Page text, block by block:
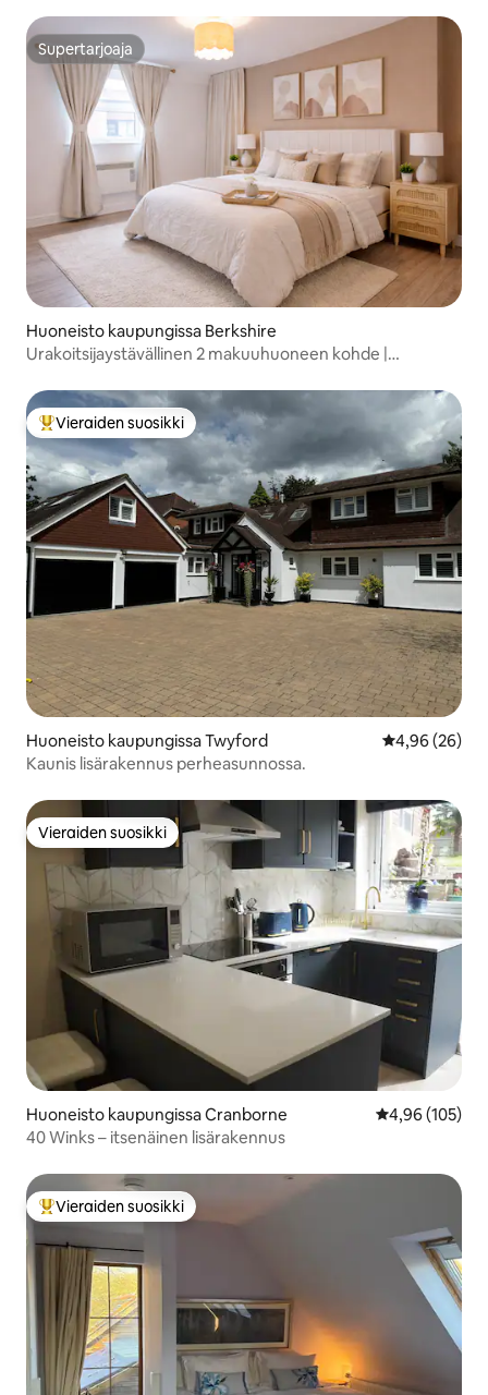
Supertarjoaja
Supertarjoaja
Huoneisto kaupungissa Berkshire
Urakoitsijaystävällinen 2 makuuhuoneen kohde |
Vieraiden suosikkien parhaimmistoa
Vieraiden suosikki
Huoneisto kaupungissa Twyford
4,96 (26)
Kaunis lisärakennus perheasunnossa.
Vieraiden suosikki
Vieraiden suosikki
Huoneisto kaupungissa Cranborne
4,96 (105)
40 Winks – itsenäinen lisärakennus
Vieraiden suosikkien parhaimmistoa
Vieraiden suosikki